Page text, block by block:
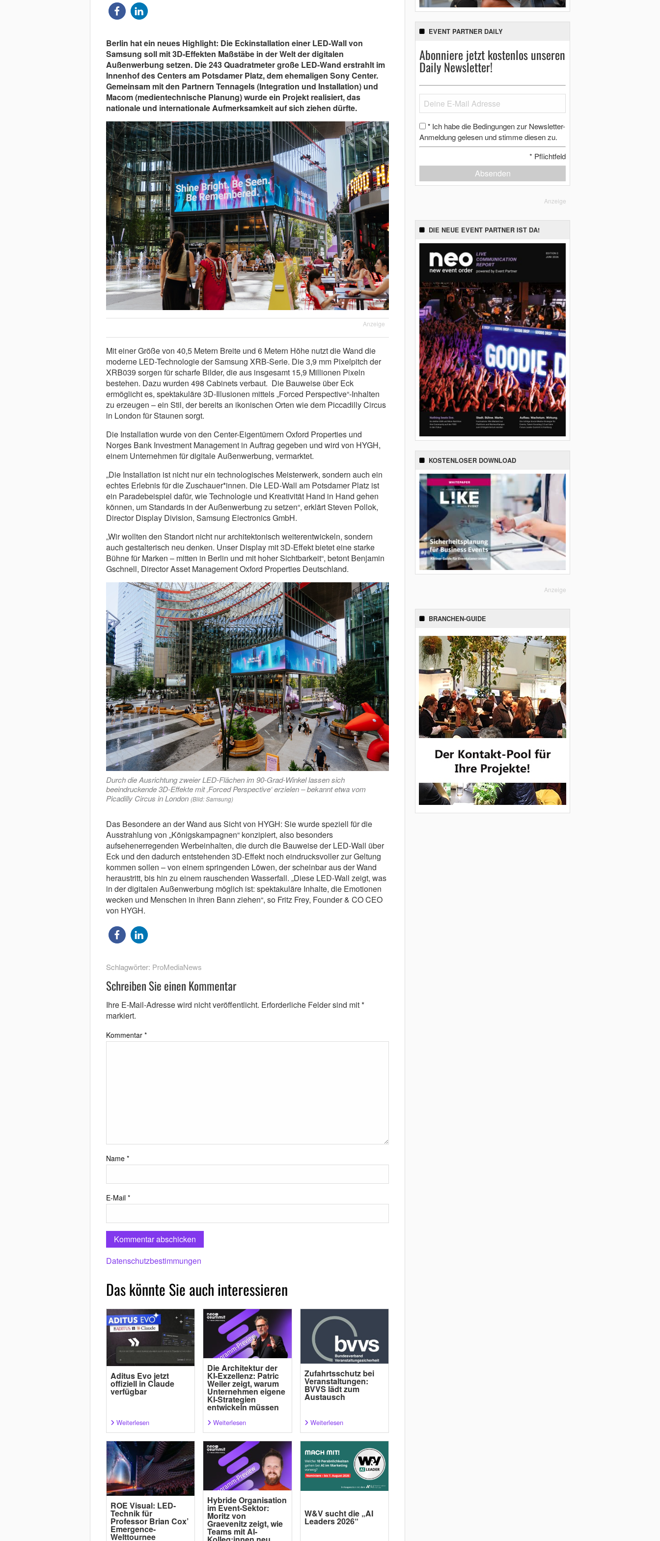
Berlin hat ein neues Highlight: Die Eckinstallation einer LED-Wall von
Samsung soll mit 3D-Effekten Maßstäbe in der Welt der digitalen
Außenwerbung setzen. Die 243 Quadratmeter große LED-Wand erstrahlt im
Innenhof des Centers am Potsdamer Platz, dem ehemaligen Sony Center.
Gemeinsam mit den Partnern Tennagels (Integration und Installation) und
Macom (medientechnische Planung) wurde ein Projekt realisiert, das
nationale und internationale Aufmerksamkeit auf sich ziehen dürfte.
Anzeige
Mit einer Größe von 40,5 Metern Breite und 6 Metern Höhe nutzt die Wand die
moderne LED-Technologie der Samsung XRB-Serie. Die 3,9 mm Pixelpitch der
XRB039 sorgen für scharfe Bilder, die aus insgesamt 15,9 Millionen Pixeln
bestehen. Dazu wurden 498 Cabinets verbaut. Die Bauweise über Eck
ermöglicht es, spektakuläre 3D-Illusionen mittels „Forced Perspective“-Inhalten
zu erzeugen – ein Stil, der bereits an ikonischen Orten wie dem Piccadilly Circus
in London für Staunen sorgt.
Die Installation wurde von den Center-Eigentümern Oxford Properties und
Norges Bank Investment Management in Auftrag gegeben und wird von HYGH,
einem Unternehmen für digitale Außenwerbung, vermarktet.
„Die Installation ist nicht nur ein technologisches Meisterwerk, sondern auch ein
echtes Erlebnis für die Zuschauer*innen. Die LED-Wall am Potsdamer Platz ist
ein Paradebeispiel dafür, wie Technologie und Kreativität Hand in Hand gehen
können, um Standards in der Außenwerbung zu setzen“, erklärt Steven Pollok,
Director Display Division, Samsung Electronics GmbH.
„Wir wollten den Standort nicht nur architektonisch weiterentwickeln, sondern
auch gestalterisch neu denken. Unser Display mit 3D-Effekt bietet eine starke
Bühne für Marken – mitten in Berlin und mit hoher Sichtbarkeit“, betont Benjamin
Gschnell, Director Asset Management Oxford Properties Deutschland.
Durch die Ausrichtung zweier LED-Flächen im 90-Grad-Winkel lassen sich
beeindruckende 3D-Effekte mit ‚Forced Perspective‘ erzielen – bekannt etwa vom
Picadilly Circus in London (Bild: Samsung)
Das Besondere an der Wand aus Sicht von HYGH: Sie wurde speziell für die
Ausstrahlung von „Königskampagnen“ konzipiert, also besonders
aufsehenerregenden Werbeinhalten, die durch die Bauweise der LED-Wall über
Eck und den dadurch entstehenden 3D-Effekt noch eindrucksvoller zur Geltung
kommen sollen – von einem springenden Löwen, der scheinbar aus der Wand
heraustritt, bis hin zu einem rauschenden Wasserfall. „Diese LED-Wall zeigt, was
in der digitalen Außenwerbung möglich ist: spektakuläre Inhalte, die Emotionen
wecken und Menschen in ihren Bann ziehen“, so Fritz Frey, Founder & CO CEO
von HYGH.
Schlagwörter: ProMediaNews
Schreiben Sie einen Kommentar
Ihre E-Mail-Adresse wird nicht veröffentlicht. Erforderliche Felder sind mit*
markiert.
Kommentar *
Name *
E-Mail *
Datenschutzbestimmungen
Das könnte Sie auch interessieren
Aditus Evo jetzt
offiziell in Claude
verfügbar
Weiterlesen
Die Architektur der
KI-Exzellenz: Patric
Weiler zeigt, warum
Unternehmen eigene
KI-Strategien
entwickeln müssen
Weiterlesen
Zufahrtsschutz bei
Veranstaltungen:
BVVS lädt zum
Austausch
Weiterlesen
ROE Visual: LED-
Technik für
Professor Brian Cox’
Emergence-
Welttournee
Hybride Organisation
im Event-Sektor:
Moritz von
Graevenitz zeigt, wie
Teams mit AI-
W&V sucht die „AI
Leaders 2026“
EVENT PARTNER DAILY
Abonniere jetzt kostenlos unseren
Daily Newsletter!
* Ich habe die Bedingungen zur Newsletter-
Anmeldung gelesen und stimme diesen zu.
* Pflichtfeld
Absenden
Anzeige
DIE NEUE EVENT PARTNER IST DA!
KOSTENLOSER DOWNLOAD
Anzeige
BRANCHEN-GUIDE